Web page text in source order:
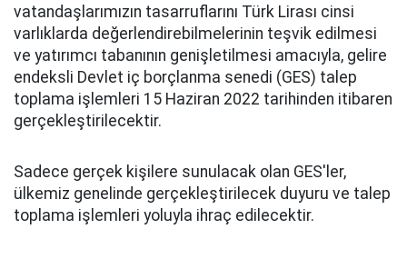
vatandaşlarımızın tasarruflarını Türk Lirası cinsi
varlıklarda değerlendirebilmelerinin teşvik edilmesi
ve yatırımcı tabanının genişletilmesi amacıyla, gelire
endeksli Devlet iç borçlanma senedi (GES) talep
toplama işlemleri 15 Haziran 2022 tarihinden itibaren
gerçekleştirilecektir.
Sadece gerçek kişilere sunulacak olan GES'ler,
ülkemiz genelinde gerçekleştirilecek duyuru ve talep
toplama işlemleri yoluyla ihraç edilecektir.